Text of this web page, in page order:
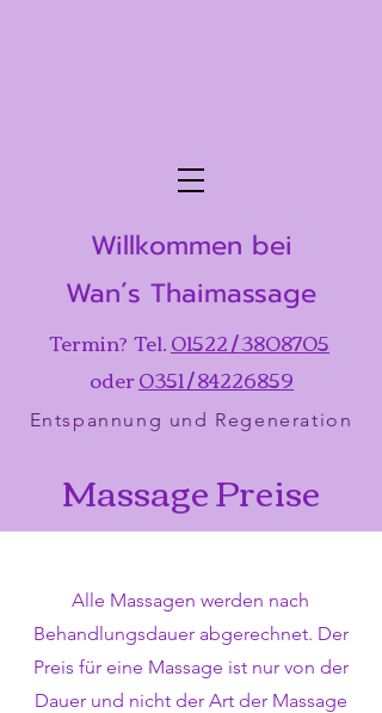
Willkommen bei
Wan´s Thaimassage
​Termin? Tel.01522 / 3808705
oder0351 / 84226859
Entspannung und Regeneration
Massage Preise
Alle Massagen werden nach
Behandlungsdauer abgerechnet. Der
Preis für eine Massage ist nur von der
Dauer und nicht der Art der Massage